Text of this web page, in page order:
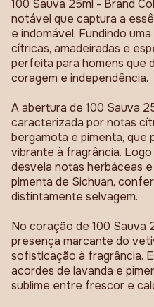
100 Sauva 25ml - Brand
notável que captura a
e indomável. Fundindo
cítricas, amadeiradas e
perfeita para homens que
coragem e independência.
A abertura de 100 Sauva
caracterizada por notas
bergamota e pimenta,
vibrante à fragrância.
desvela notas herbáceas
pimenta de Sichuan,
distintamente selvagem.
No coração de 100 Sauva
presença marcante do
sofisticação à fragrância.
acordes de lavanda e
sublime entre frescor e